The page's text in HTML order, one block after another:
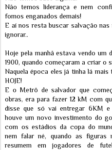
Não temos liderança e nem
fomos enganados demais!
E aí nos resta buscar salvação
ignorar..
Hoje pela manhã estava vendo um
1900, quando começaram a criar o
Naquela época eles já tinha lá
HOJE!
E o Metrô de salvador que
obras, era para fazer 12 kM com
disse que só vai entregar 6KM e
houve um novo investimento do
com os estádios da copa do
nem falar né, quando as figuras
resumem em jogadores de